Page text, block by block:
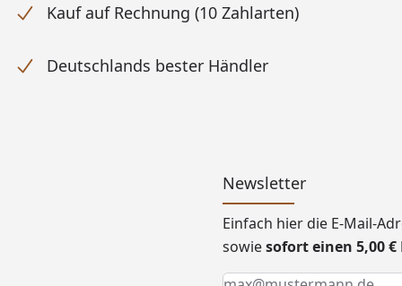
Kauf auf Rechnung (10 Zahlarten)
Deutschlands bester Händler
Newsletter
Einfach hier die E-Mail-
sowiesofort einen 5,00
Keine Eingabe erforderlich
Eingabe erforderlich
E-Mail *